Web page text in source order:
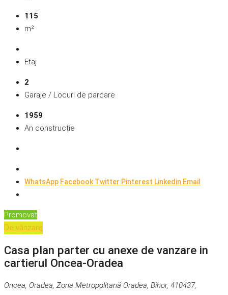
115
m²
Etaj
2
Garaje / Locuri de parcare
1959
An construcție
WhatsApp FacebookTwitter Pinterest Linkedin Email
Promovat
De vânzare
Casa plan parter cu anexe de vanzare in
cartierul Oncea-Oradea
Oncea, Oradea, Zona Metropolitană Oradea, Bihor, 410437,